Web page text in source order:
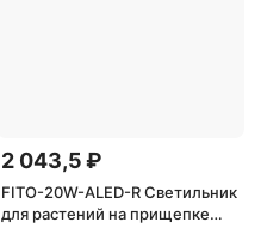
2 043,5 ₽
FITO-20W-АLED-R Светильник
для растений на прищепке